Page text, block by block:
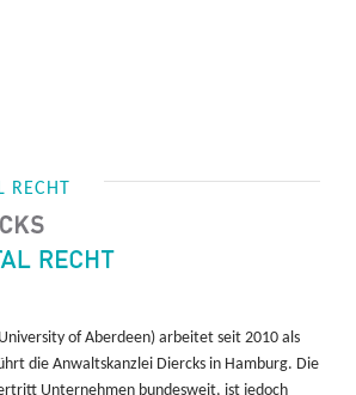
RECHT
of Aberdeen) arbeitet seit 2010 als
die Anwaltskanzlei Diercks in Hamburg. Die
Unternehmen bundesweit, ist jedoch